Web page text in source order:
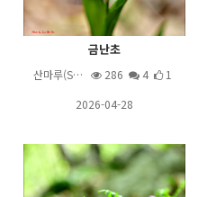
금난초
산마루(S… 286 4
1
2026-04-28